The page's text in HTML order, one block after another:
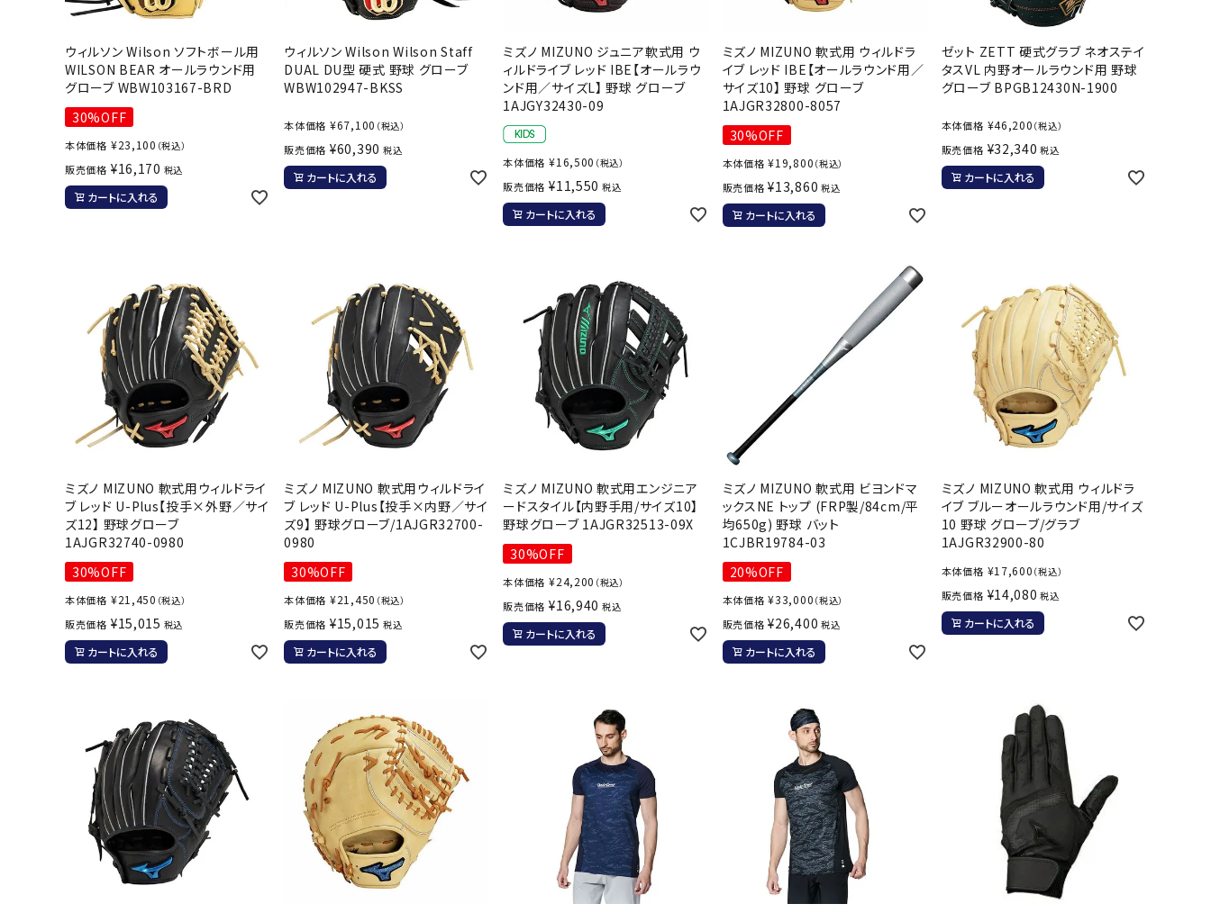
ハンドボールウェア
その他アクセサリー
ラグビーウェア
ソックス
その他アクセサリー
フィットネス水着
スイムキャップ
ゴーグル
その他アクセサリー
マリンスポーツ
レディースランニングシューズ
ランニングウェア
ランニングタイツ
ランニングキャップ
ランニングバッグ・ポーチ
その他アクセサリー
ウィメンズウォーキングシューズ
その他アクセサリー
フィットネス・ヨガ
ヨガウェア
ヨガマット
ヨガアクセサリー
ダンス・フィットネスウェア
ダンス・フィットネスシューズ
インナーウェア
その他アクセサリー
トレーニング用品
ウィメンズアウトドアウェア
キッズ・ベビーアウトドアウェア
アウトドアシューズ
トレッキングシューズ
帽子
ソックス
その他アクセサリー
武道・格闘技
柔道
ボクシング
武道・格闘技小物
トレーニング・ジム/カジ
メンズウェア
ウィメンズウェア
キッズウェア
シューズ
ジュニアシューズ
ブーツ・サンダル
バッグ
キャップ
ソックス
その他アクセサリー
キャンプ用品
キャリー・コンテナ
クーラー・ジャグ
クッキングウェア
シュラフ・寝具
テント・タープ用品
バーベキュー・焚き火
バッグ
ベット・マット・シート
ライト・ランタン
その他アクセサリー
NEUT
RALW
ORKS
New
Balan
NIKE
Nittak
Ocean
Pacifi
ogaw
a tent
ON
ONYO
PENA
phite
Rawli
ngs
Real
Stone
ourer
ryka
SALO
MON
Y
co
O
o
Natur
al
suria
ME
SWAN
S
Surf
Tecnif
ibre
NORT
TRIGG
ERPOI
NT
UMBR
O
VICTA
S
VIEW
ウィルソン Wilson ソフトボール用
WILSON BEAR オールラウンド用
グローブ WBW103167-BRD
30%OFF
本体価格 ¥23,100 （税込）
販売価格 ¥16,170 税込
カートに入れる
ウィルソン Wilson Wilson Staff
DUAL DU型 硬式 野球 グローブ
WBW102947-BKSS
本体価格 ¥67,100 （税込）
販売価格 ¥60,390 税込
カートに入れる
ミズノ MIZUNO ジュニア軟式用 ウ
ィルドライブ レッド IBE【オールラウ
ンド用／サイズL】 野球 グローブ
1AJGY32430-09
本体価格 ¥16,500 （税込）
販売価格 ¥11,550 税込
カートに入れる
ミズノ MIZUNO 軟式用 ウィルドラ
イブ レッド IBE【オールラウンド用／
サイズ10】 野球 グローブ
1AJGR32800-8057
30%OFF
本体価格 ¥19,800 （税込）
販売価格 ¥13,860 税込
カートに入れる
ゼット ZETT 硬式グラブ ネオステイ
タスVL 内野オールラウンド用 野球
グローブ BPGB12430N-1900
本体価格 ¥46,200 （税込）
販売価格 ¥32,340 税込
カートに入れる
ミズノ MIZUNO 軟式用ウィルドライ
ブ レッド U-Plus【投手×外野／サイ
ズ12】 野球グローブ
1AJGR32740-0980
30%OFF
本体価格 ¥21,450 （税込）
販売価格 ¥15,015 税込
カートに入れる
ミズノ MIZUNO 軟式用ウィルドライ
ブ レッド U-Plus【投手×内野／サイ
ズ9】 野球グローブ/1AJGR32700-
0980
30%OFF
本体価格 ¥21,450 （税込）
販売価格 ¥15,015 税込
カートに入れる
ミズノ MIZUNO 軟式用エンジニア
ードスタイル【内野手用/サイズ10】
野球グローブ 1AJGR32513-09X
30%OFF
本体価格 ¥24,200 （税込）
販売価格 ¥16,940 税込
カートに入れる
ミズノ MIZUNO 軟式用 ビヨンドマ
ックスNE トップ (FRP製/84cm/平
均650g) 野球 バット
1CJBR19784-03
20%OFF
本体価格 ¥33,000 （税込）
販売価格 ¥26,400 税込
カートに入れる
ミズノ MIZUNO 軟式用 ウィルドラ
イブ ブルーオールラウンド用/サイズ
10 野球 グローブ/グラブ
1AJGR32900-80
本体価格 ¥17,600 （税込）
販売価格 ¥14,080 税込
カートに入れる